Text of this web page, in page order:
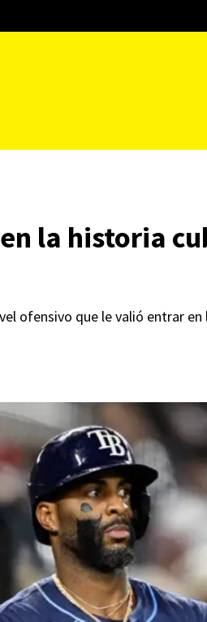
la historia
ofensivo que le valió entrar